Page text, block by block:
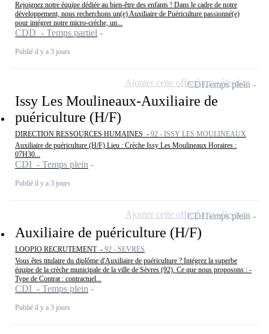
Rejoignez notre équipe dédiée au bien-être des enfants ! Dans le cadre de notre
développement, nous recherchons un(e) Auxiliaire de Puériculture passionné(e)
pour intégrer notre micro-crèche, un...
CDD - Temps partiel
Publié il y a 3 jours
Issy Les Moulineaux-Auxiliaire de
puériculture (H/F)
DIRECTION RESSOURCES HUMAINES - 92 - ISSY LES MOULINEAUX
Auxiliaire de puériculture (H/F) Lieu : Crèche Issy Les Moulineaux Horaires :
07H30...
CDI - Temps plein
Publié il y a 3 jours
CDITemps plein
Ajouter cette offre à ma sélection
Auxiliaire de puériculture (H/F)
LOOPIO RECRUTEMENT - 92 - SEVRES
Vous êtes titulaire du diplôme d'Auxiliaire de puériculture ? Intégrez la superbe
équipe de la crèche municipale de la ville de Sèvres (92). Ce que nous proposons : -
Type de Contrat : contractuel...
CDI - Temps plein
Publié il y a 3 jours
CDITemps plein
Ajouter cette offre à ma sélection